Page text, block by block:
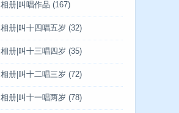
相册|叫唱作品 (167)
相册|叫十四唱五岁 (32)
相册|叫十三唱四岁 (35)
相册|叫十二唱三岁 (72)
相册|叫十一唱两岁 (78)